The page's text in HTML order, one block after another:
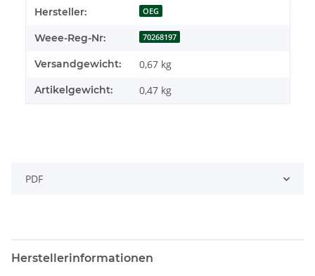
Produkteigenschaft
Wert
Hersteller: OEG
Weee-Reg-Nr: 70268197
Versandgewicht: 0,67 kg
Artikelgewicht: 0,47 kg
PDF
Herstellerinformationen